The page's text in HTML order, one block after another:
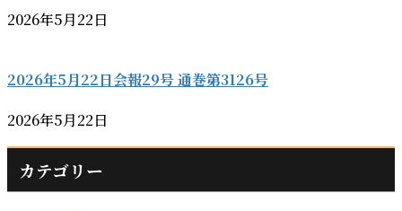
2026年5月22日
2026年5月22日会報29号 通巻第3126号
2026年5月22日
カテゴリー